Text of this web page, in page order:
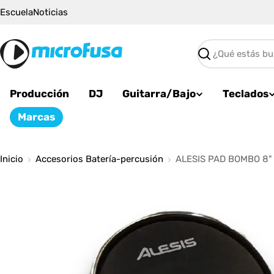
Saltar
EscuelaNoticias
Buscar
Producción DJ Guitarra/Bajo Teclados
Marcas
Inicio Accesorios Batería-percusión ALESIS PAD BOMBO